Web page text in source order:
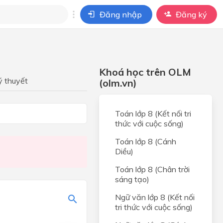
Đăng nhập Đăng ký
thuyết
Khoá học trên OLM
(olm.vn)
Toán lớp 8 (Kết nối tri
thức với cuộc sống)
Toán lớp 8 (Cánh
Diều)
Toán lớp 8 (Chân trời
sáng tạo)
Ngữ văn lớp 8 (Kết nối
tri thức với cuộc sống)